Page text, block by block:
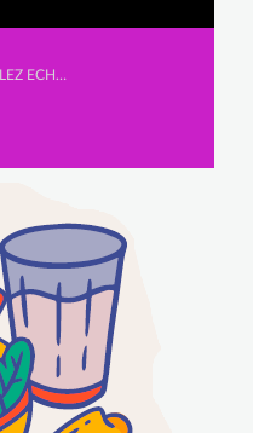
Secundaria, MARÍA TERESA GONZÁLEZ ECHEVERRÍA-TORRES, MARÍA MARTÍNEZ VILLAR y MARIO VAZQUEZ SIMÓN